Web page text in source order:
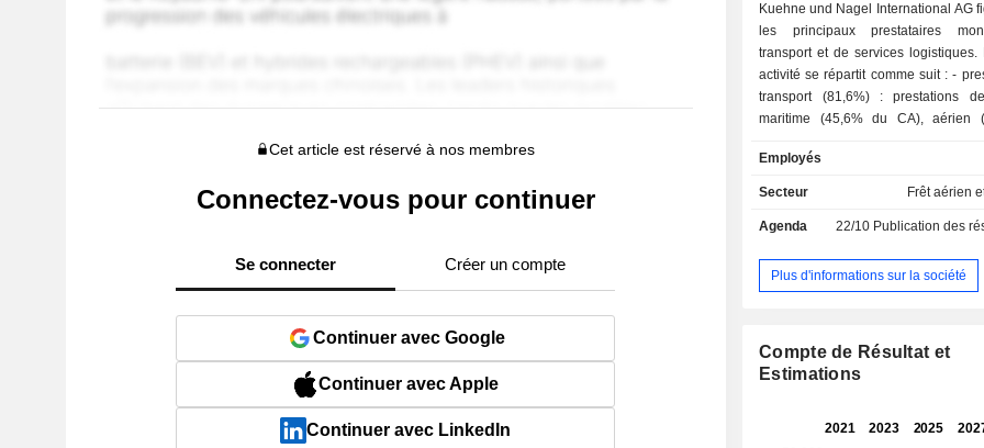
Cet article est réservé à nos membres
Connectez-vous pour continuer
Se connecter Créer un compte
Continuer avec Google
Continuer avec Apple
Continuer avec LinkedIn
Kuehne und Nagel International AG
les principaux prestataires
transport et de services logistiques.
activité se répartit comme suit : - prestations de
transport (81,6%) : prestations
maritime (45,6% du CA), aérien
des prestations de courtage
prestations de services logistiques
et de distribution. La répartition géographique
(23,7%), Allemagne (13,6%),
autres (55,1%).
Employés
Secteur Frêt aérien
Agenda 22/10 Publication des résultats
Plus d'informations sur la société
Compte de Résultat et
Estimations